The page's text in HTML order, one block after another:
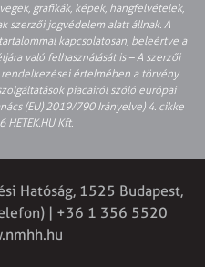
grafikák, képek, hangfelvételek,
szerzői jogvédelem alatt állnak. A
kapcsolatosan, beleértve a
való felhasználását is – A szerzői
rendelkezései értelmében a törvény
piacairól szóló európai
(EU) 2019/790 Irányelve) 4. cikke
Kft.
Hatóság, 1525 Budapest,
| +36 1 356 5520